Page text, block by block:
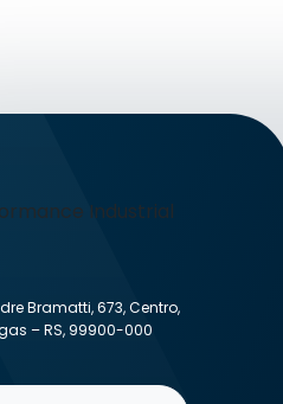
Bramatti, 673, Centro,
– RS, 99900-000